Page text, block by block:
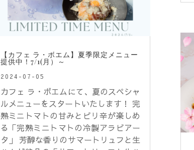
【カフェ ラ・ボエム】夏季限定メニュー
提供中！7/1(月）～
2024-07-05
カフェ ラ・ボエムにて、夏のスペシャ
ルメニューをスタートいたします！ 完
熟ミニトマトの甘みとピリ辛が楽しめ
る「完熟ミニトマトの冷製アラビアー
タ」 芳醇な香りのサマートリュフと生